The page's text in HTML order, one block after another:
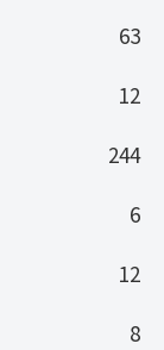
63
12
244
6
12
8